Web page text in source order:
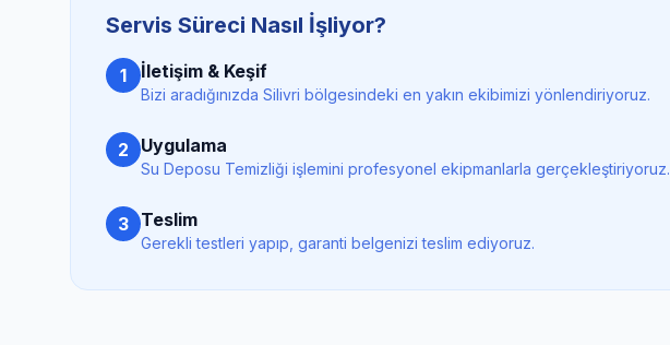
Servis Süreci Nasıl İşliyor?
1 İletişim & Keşif
Bizi aradığınızda Silivri bölgesindeki en yakın ekibimizi yönlendiriyoruz.
2 Uygulama
Su Deposu Temizliği işlemini profesyonel ekipmanlarla gerçekleştiriyoruz.
3 Teslim
Gerekli testleri yapıp, garanti belgenizi teslim ediyoruz.